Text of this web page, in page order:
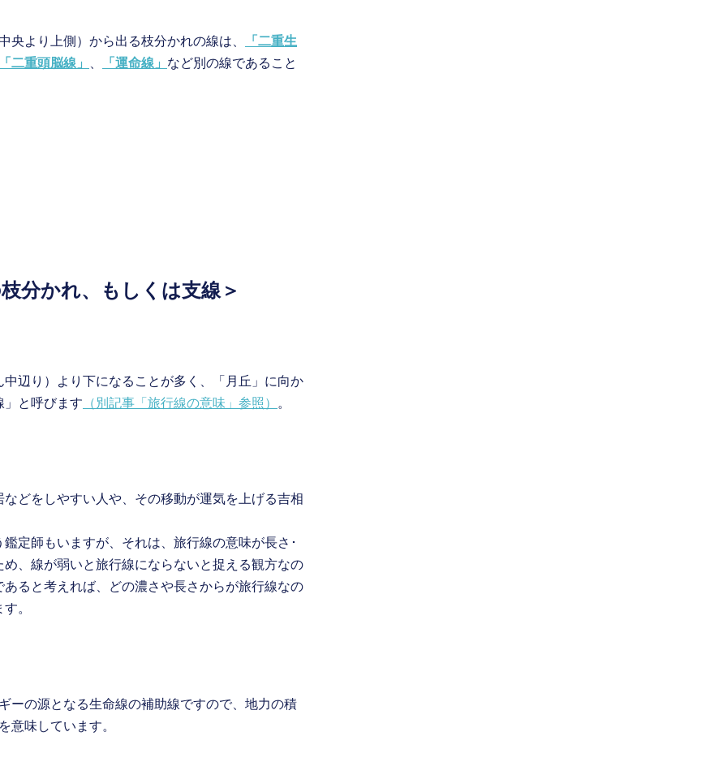
央より上側）から出る枝分かれの線は、
「二重生
二重頭脳線」
「運命線」 など別の線であること
分かれ、もしくは支線＞
辺り）より下になることが多く、「月丘」に向か
」と呼びます （別記事「旅行線の意味」参照） 。
どをしやすい人や、その移動が運気を上げる吉相
定師もいますが、それは、旅行線の意味が長さ･
、線が弱いと旅行線にならないと捉える観方なの
ると考えれば、どの濃さや長さからが旅行線なの
。
ーの源となる生命線の補助線ですので、地力の積
意味しています。